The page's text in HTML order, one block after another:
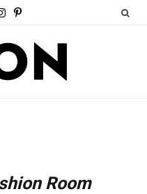
I
a
P
s
Room